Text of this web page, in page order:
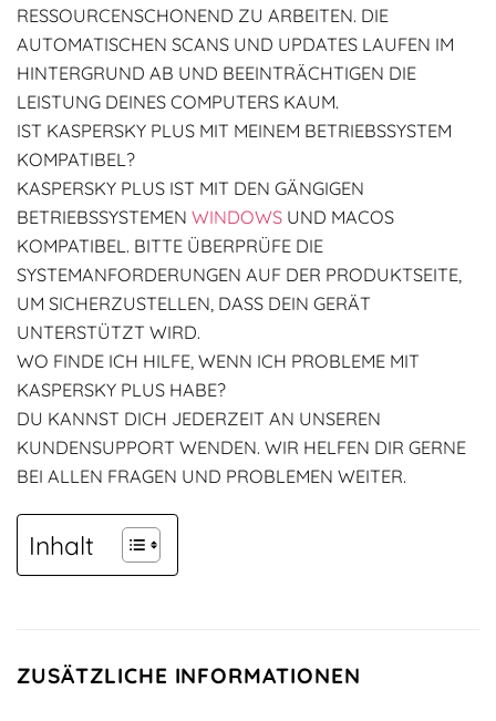
RESSOURCENSCHONEND ZU ARBEITEN. DIE
AUTOMATISCHEN SCANS UND UPDATES LAUFEN IM
HINTERGRUND AB UND BEEINTRÄCHTIGEN DIE
LEISTUNG DEINES COMPUTERS KAUM.
IST KASPERSKY PLUS MIT MEINEM BETRIEBSSYSTEM
KOMPATIBEL?
KASPERSKY PLUS IST MIT DEN GÄNGIGEN
BETRIEBSSYSTEMEN WINDOWS UND MACOS
KOMPATIBEL. BITTE ÜBERPRÜFE DIE
SYSTEMANFORDERUNGEN AUF DER PRODUKTSEITE,
UM SICHERZUSTELLEN, DASS DEIN GERÄT
UNTERSTÜTZT WIRD.
WO FINDE ICH HILFE, WENN ICH PROBLEME MIT
KASPERSKY PLUS HABE?
DU KANNST DICH JEDERZEIT AN UNSEREN
KUNDENSUPPORT WENDEN. WIR HELFEN DIR GERNE
BEI ALLEN FRAGEN UND PROBLEMEN WEITER.
Inhalt
ZUSÄTZLICHE INFORMATIONEN